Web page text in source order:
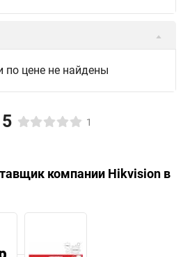
по цене не найдены
5 1
компании Hikvision в